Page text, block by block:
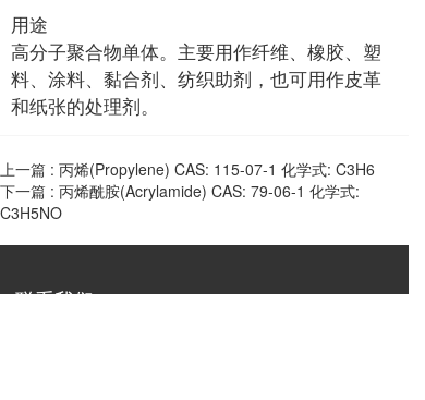
用途
高分子聚合物单体。主要用作纤维、橡胶、塑
料、涂料、黏合剂、纺织助剂，也可用作皮革
和纸张的处理剂。
上一篇 : 丙烯(Propylene) CAS: 115-07-1 化学式: C3H6
下一篇 : 丙烯酰胺(Acrylamide) CAS: 79-06-1 化学式:
C3H5NO
联系我们